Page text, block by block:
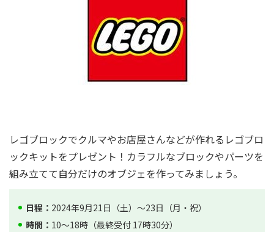
レゴブロックでクルマやお店屋さんなどが作れるレゴブロ
ックキットをプレゼント！カラフルなブロックやパーツを
組み立てて自分だけのオブジェを作ってみましょう。
日程： 2024年9月21日（土）～23日（月・祝）
時間： 10～18時（最終受付 17時30分）